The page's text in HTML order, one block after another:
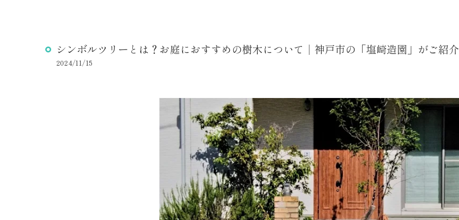
シンボルツリーとは？お庭におすすめの樹木について｜神戸市の「塩崎造園」がご紹介
2024/11/15